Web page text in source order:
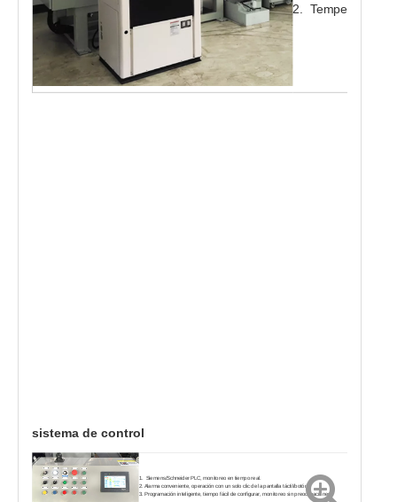
2. Temperatura
sistema de control
1. Siemens/Schneider PLC, monitoreo en tiempo real.
2. Alarma conveniente, operación con un solo clic de la pantalla táctil/botón.
3. Programación inteligente, tiempo fácil de configurar, monitoreo sin preocupaciones.